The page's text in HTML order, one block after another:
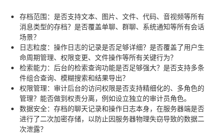
存档范围：是否支持文本、图片、文件、代码、音视频等所有
消息类型的存档？是否覆盖单聊、群聊、系统通知等所有会话
场景？
日志粒度：操作日志的记录是否足够详细？是否覆盖了用户生
命周期管理、权限变更、文件操作等所有关键行为？
检索能力：后台的检索查询功能是否足够强大？是否支持多条
件组合查询、模糊搜索和结果导出？
权限管理：审计后台的访问权限是否支持精细化的、多角色的
管理？能否做到权责分离，例如设立独立的审计员角色。
数据安全：存档的聊天记录和操作日志本身，在服务器端是否
进行了二次加密存储，以防止因服务器物理失窃导致的数据二
次泄露？